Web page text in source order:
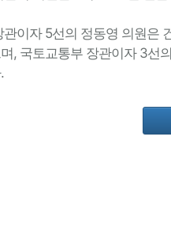
관이자 5선의 정동영 의원은
, 국토교통부 장관이자 3선